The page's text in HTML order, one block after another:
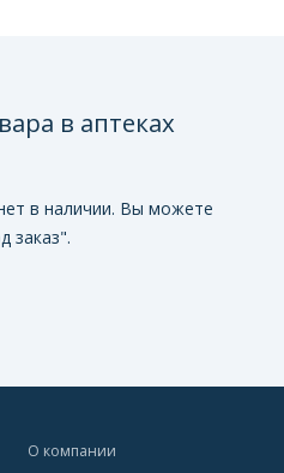
в аптеках
в наличии. Вы можете
заказ".
О компании